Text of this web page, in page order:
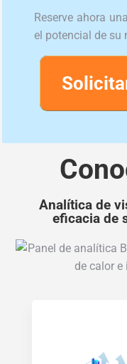
Reserve ahora
el potencial de su
Analítica de
eficacia de